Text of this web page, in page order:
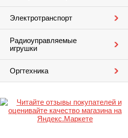
Электротранспорт
Радиоуправляемые
игрушки
Оргтехника